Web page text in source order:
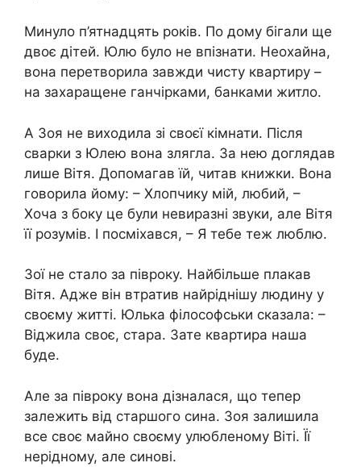
Минуло п’ятнадцять років. По дому бігали ще
двоє дітей. Юлю було не впізнати. Неохайна,
вона перетворила завжди чисту квартиру –
на захаращене ганчірками, банками житло.
А Зоя не виходила зі своєї кімнати. Після
сварки з Юлею вона злягла. За нею доглядав
лише Вітя. Допомагав їй, читав книжки. Вона
говорила йому: – Хлопчику мій, любий, –
Хоча з боку це були невиразні звуки, але Вітя
її розумів. І посміхався, – Я тебе теж люблю.
Зої не стало за півроку. Найбільше плакав
Вітя. Адже він втратив найріднішу людину у
своєму житті. Юлька філософськи сказала: –
Віджила своє, стара. Зате квартира наша
буде.
Але за півроку вона дізналася, що тепер
залежить від старшого сина. Зоя залишила
все своє майно своєму улюбленому Віті. Її
нерідному, але синові.